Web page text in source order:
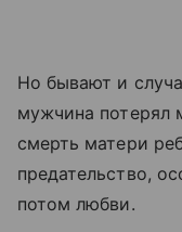
Но бывают и
мужчина потерял
смерть матери
предательство,
потом любви.